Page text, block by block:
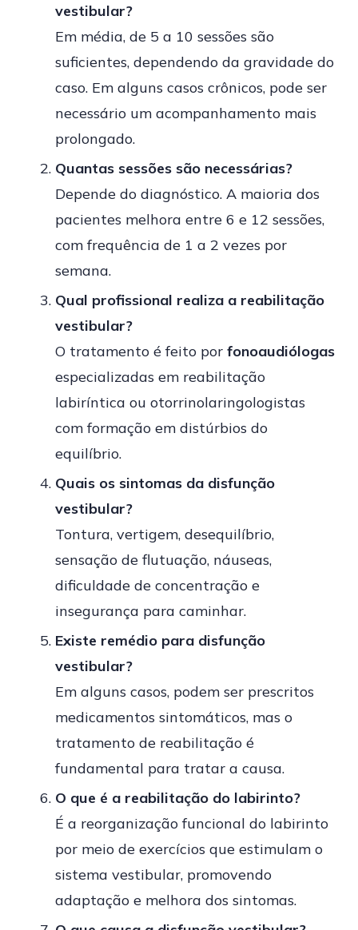
vestibular?
Em média, de 5 a 10 sessões são
suficientes, dependendo da gravidade do
caso. Em alguns casos crônicos, pode ser
necessário um acompanhamento mais
prolongado.
Quantas sessões são necessárias?
Depende do diagnóstico. A maioria dos
pacientes melhora entre 6 e 12 sessões,
com frequência de 1 a 2 vezes por
semana.
Qual profissional realiza a reabilitação
vestibular?
O tratamento é feito por fonoaudiólogas
especializadas em reabilitação
labiríntica ou otorrinolaringologistas
com formação em distúrbios do
equilíbrio.
Quais os sintomas da disfunção
vestibular?
Tontura, vertigem, desequilíbrio,
sensação de flutuação, náuseas,
dificuldade de concentração e
insegurança para caminhar.
Existe remédio para disfunção
vestibular?
Em alguns casos, podem ser prescritos
medicamentos sintomáticos, mas o
tratamento de reabilitação é
fundamental para tratar a causa.
O que é a reabilitação do labirinto?
É a reorganização funcional do labirinto
por meio de exercícios que estimulam o
sistema vestibular, promovendo
adaptação e melhora dos sintomas.